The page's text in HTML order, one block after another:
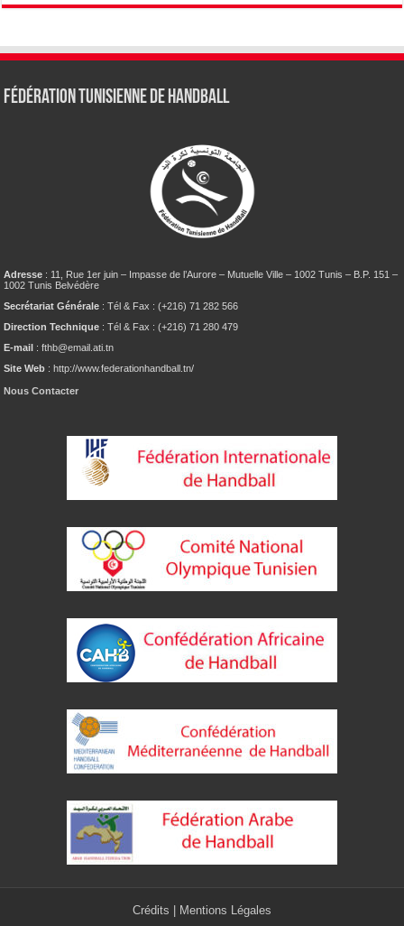
Fédération tunisienne de Handball
Adresse : 11, Rue 1er juin – Impasse de l’Aurore – Mutuelle Ville – 1002 Tunis – B.P. 151 –
1002 Tunis Belvédère
Secrétariat Générale : Tél & Fax : (+216) 71 282 566
Direction Technique : Tél & Fax : (+216) 71 280 479
E-mail : fthb@email.ati.tn
Site Web : http://www.federationhandball.tn/
Nous Contacter
Crédits Mentions Légales